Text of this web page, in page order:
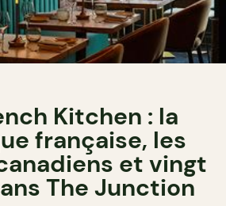
Kitchen : la
française, les
et vingt
The Junction